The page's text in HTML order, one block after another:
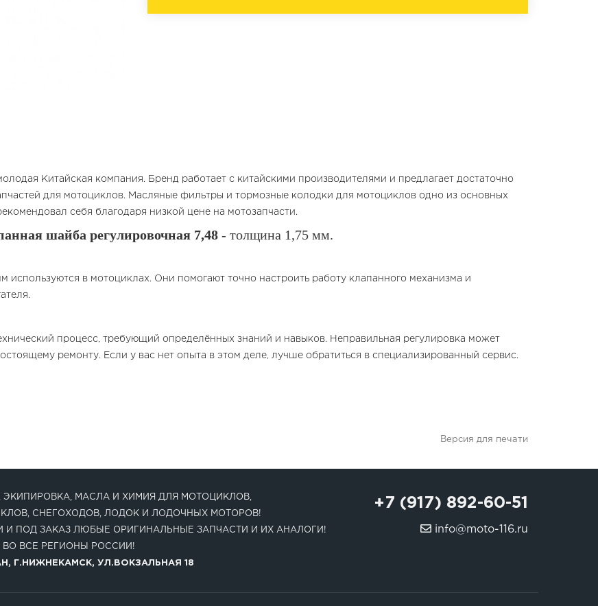
Китайская компания. Бренд работает с китайскими производителями и предлагает достаточно
для мотоциклов. Масляные фильтры и тормозные колодки для мотоциклов одно из основных
себя благодаря низкой цене на мотозапчасти.
шайба регулировочная 7,48- толщина 1,75 мм.
используются в мотоциклах. Они помогают точно настроить работу клапанного механизма и
процесс, требующий определённых знаний и навыков. Неправильная регулировка может
ремонту. Если у вас нет опыта в этом деле, лучше обратиться в специализированный сервис.
Версия для печати
ЭКИПИРОВКА, МАСЛА И ХИМИЯ ДЛЯ МОТОЦИКЛОВ,
СНЕГОХОДОВ, ЛОДОК И ЛОДОЧНЫХ МОТОРОВ!
И ПОД ЗАКАЗ ЛЮБЫЕ ОРИГИНАЛЬНЫЕ ЗАПЧАСТИ И ИХ АНАЛОГИ!
ВО ВСЕ РЕГИОНЫ РОССИИ!
Г.НИЖНЕКАМСК, УЛ.ВОКЗАЛЬНАЯ 18
+7 (917) 892-60-51
info@moto-116.ru